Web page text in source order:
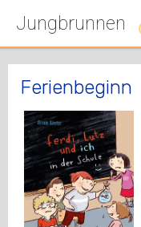
Jungbrunnen
Ferienbeginn